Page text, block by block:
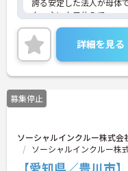
誇る安定した法人が母体
上、主に土日休みで、ワ
した働き方が可能です。
あり、子育て世代も安心
ます。一般社員研修や外
を通じて着実にスキルア
まとめ、メンバーの成長
いを感じる方、新しい挑
の職場です。ご興味のあ
詳細を見る
募集停止
ソーシャルインクルー株式
ソーシャルインクルー株